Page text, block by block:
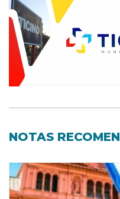
NOTAS